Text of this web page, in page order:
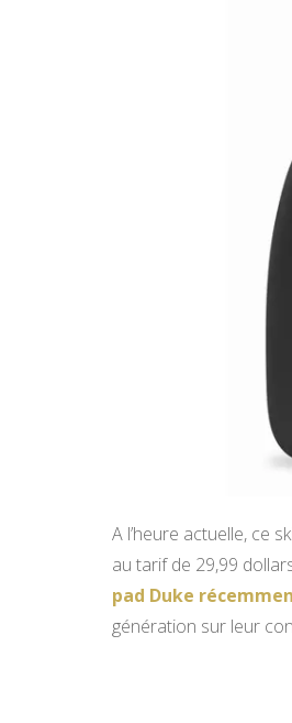
A l’heure actuelle, ce
au tarif de 29,99
pad Duke
génération sur leur